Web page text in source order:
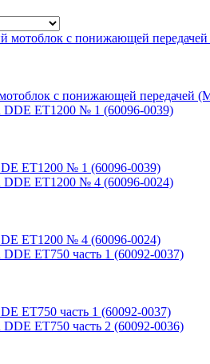
с понижающей передачей
ET1200 № 1 (60096-0039)
ET1200 № 4 (60096-0024)
ET750 часть 1 (60092-0037)